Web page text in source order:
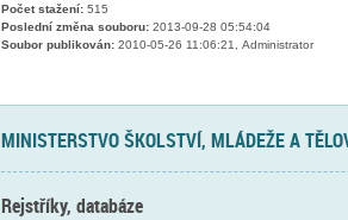
Počet stažení:515
Poslední změna souboru:2013-09-28 05:54:04
Soubor publikován:2010-05-26 11:06:21, Administrator
MINISTERSTVO ŠKOLSTVÍ, MLÁDEŽE A
Rejstříky, databáze